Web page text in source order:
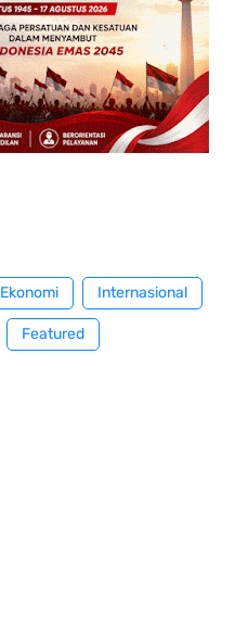
Ekonomi Internasional
Featured